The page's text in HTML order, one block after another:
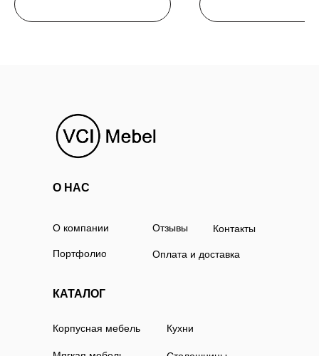
О компании
О НАС
КАТАЛОГ
Портфолио
Контакты
Отзывы
Корпусная мебель
Оплата и доставка
Кухни